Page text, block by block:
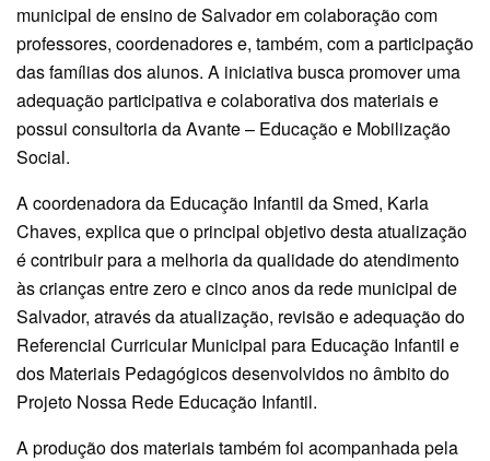
municipal de ensino de Salvador em colaboração com
professores, coordenadores e, também, com a participação
das famílias dos alunos. A iniciativa busca promover uma
adequação participativa e colaborativa dos materiais e
possui consultoria da Avante – Educação e Mobilização
Social.
A coordenadora da Educação Infantil da Smed, Karla
Chaves, explica que o principal objetivo desta atualização
é contribuir para a melhoria da qualidade do atendimento
às crianças entre zero e cinco anos da rede municipal de
Salvador, através da atualização, revisão e adequação do
Referencial Curricular Municipal para Educação Infantil e
dos Materiais Pedagógicos desenvolvidos no âmbito do
Projeto Nossa Rede Educação Infantil.
A produção dos materiais também foi acompanhada pela